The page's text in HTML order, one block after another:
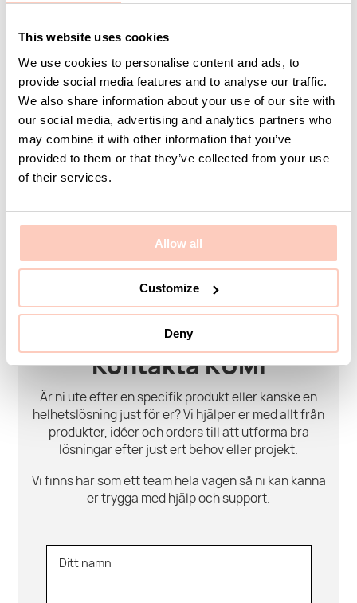
This website uses cookies
We use cookies to personalise content and ads, to
provide social media features and to analyse our traffic.
We also share information about your use of our site with
our social media, advertising and analytics partners who
may combine it with other information that you’ve
provided to them or that they’ve collected from your use
of their services.
Allow all
Customize
Deny
Bärlist 1000 mm
Svart
Artikelnummer 8-920-
96
Skohylla inklusive
Dropplåt 600 mm
Svart
Artikelnummer 8-285-7
Kontakta KUMI
Är ni ute efter en specifik produkt eller kanske en
helhetslösning just för er? Vi hjälper er med allt från
produkter, idéer och orders till att utforma bra
lösningar efter just ert behov eller projekt.
Vi finns här som ett team hela vägen så ni kan känna
er trygga med hjälp och support.
Ditt namn